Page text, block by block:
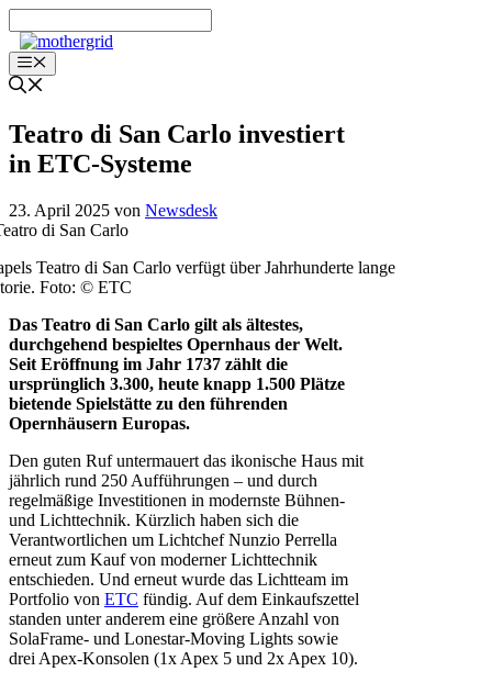
Inhalt
springenMenü
Teatro di San Carlo investiert
in ETC-Systeme
23. April 2025 von Newsdesk
Teatro di San Carlo verfügt über Jahrhunderte lange
Foto: © ETC
Das Teatro di San Carlo gilt als ältestes,
durchgehend bespieltes Opernhaus der Welt.
Seit Eröffnung im Jahr 1737 zählt die
ursprünglich 3.300, heute knapp 1.500 Plätze
bietende Spielstätte zu den führenden
Opernhäusern Europas.
Den guten Ruf untermauert das ikonische Haus mit
jährlich rund 250 Aufführungen – und durch
regelmäßige Investitionen in modernste Bühnen-
und Lichttechnik. Kürzlich haben sich die
Verantwortlichen um Lichtchef Nunzio Perrella
erneut zum Kauf von moderner Lichttechnik
entschieden. Und erneut wurde das Lichtteam im
Portfolio von ETC fündig. Auf dem Einkaufszettel
standen unter anderem eine größere Anzahl von
SolaFrame- und Lonestar-Moving Lights sowie
drei Apex-Konsolen (1x Apex 5 und 2x Apex 10).